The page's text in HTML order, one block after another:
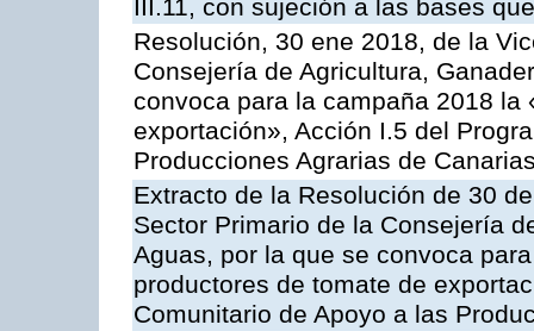
III.11, con sujeción a las bases
Resolución, 30 ene 2018, de la
Consejería de Agricultura,
convoca para la campaña 2018
exportación», Acción I.5 del
Producciones Agrarias de
Extracto de la Resolución de 30
Sector Primario de la Consejería
Aguas, por la que se convoca
productores de tomate de
Comunitario de Apoyo a las